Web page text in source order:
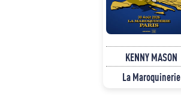
KENNY MASON
La Maroquinerie